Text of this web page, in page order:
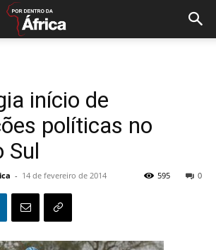
início de
políticas no
Sul
- 14 de fevereiro de 2014 0
595